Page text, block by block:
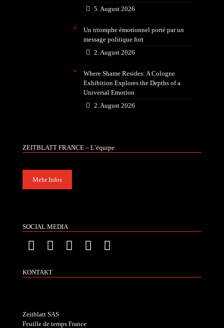
5. August 2026
Un triomphe émotionnel porté par un
message politique fort
2. August 2026
Where Shame Resides: A Cologne
Exhibition Explores the Depths of a
Universal Emotion
2. August 2026
ZEITBLATT FRANCE – L’équipe
Mehr Infos
SOCIAL MEDIA
KONTAKT
Zeitblatt SAS
Feuille de temps France